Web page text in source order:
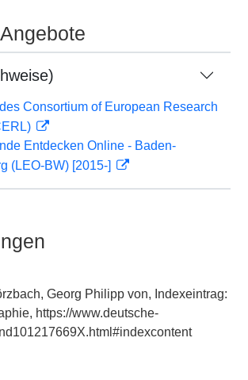
Consortium of European Research
Entdecken Online - Baden-
(LEO-BW) [2015-]
Georg Philipp von, Indexeintrag:
https://www.deutsche-